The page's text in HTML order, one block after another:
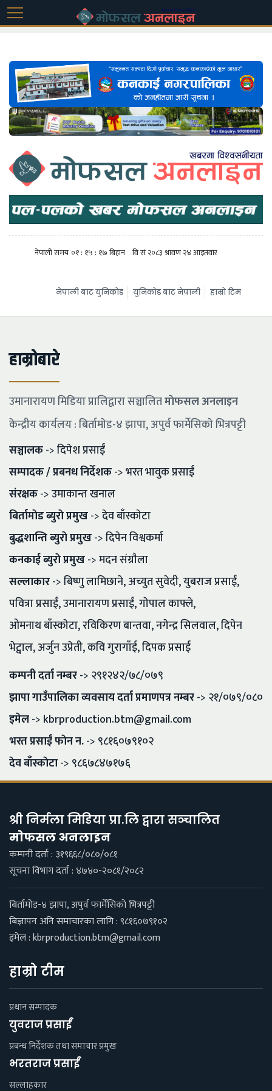
नेपाली बाट युनिकोड युनिकोड बाट नेपाली हाम्रो टिम
हाम्रोबारे
उमानारायण मिडिया प्रालिद्वारा सञ्चालितमाेफसल अनलाइन
केन्द्रीय कार्यलय : बिर्तामाेड-४ झापा, अपुर्व फार्मेसिकाे भित्रपट्टी
सञ्चालक-> दिपेश प्रसाईं
सम्पादक / प्रबनध निर्देशक-> भरत भावुक प्रसाईं
संरक्षक-> उमाकान्त खनाल
बिर्तामाेड ब्युराे प्रमुख-> देव बाँस्काेटा
बुद्धशान्ति ब्युराे प्रमुख-> दिपेन विश्वकर्मा
कनकाई ब्युराे प्रमुख-> मदन संग्राैला
सल्लाकार-> बिष्णु लामिछाने, अच्युत सुवेदी, युबराज प्रसाईं,
पवित्रा प्रसाईं, उमानारायण प्रसाईं, गाेपाल काफ्ले,
ओमनाथ बाँस्काेटा, रविकिरण बान्तवा, नगेन्द्र सिलवाल, दिपेन
भेट्वाल, अर्जुन उप्रेती, कवि गुरागाँई, दिपक प्रसाई
कम्पनी दर्ता नम्बर-> २९१२४२/७८/०७९
झापा गाउँपालिका व्यवसाय दर्ता प्रमाणपत्र नम्बर-> २१/०७९/०८०
इमेल-> kbrproduction.btm@gmail.com
भरत प्रसाईं फाेन न.-> ९८१६०७९१०२
देव बाँस्काेटा-> ९८६७८४७१७६
श्री निर्मला मिडिया प्रा.लि द्वारा सञ्चालित
माेफसल अनलाइन
कम्पनी दर्ता : ३१९६६८/०८०/०८१
सूचना विभाग दर्ता : ४७४०-२०८१/२०८२
बिर्तामाेड-४ झापा, अपुर्व फार्मेसिकाे भित्रपट्टी
बिज्ञापन अनि समाचारका लागि : ९८१६०७९१०२
इमेल :kbrproduction.btm@gmail.com
हाम्रो टीम
प्रधान सम्पादक
युवराज प्रसाईं
प्रबन्ध निर्देशक तथा समाचार प्रमुख
भरतराज प्रसाईं
सल्लाहकार